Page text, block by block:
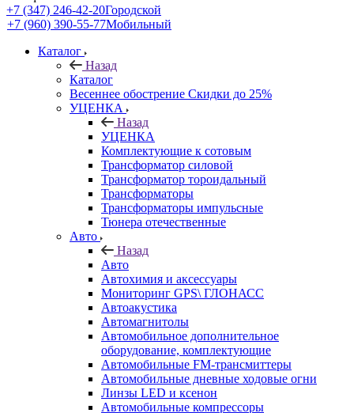
+7 (347) 246-42-20Городской
+7 (960) 390-55-77Мобильный
Каталог
Назад
Каталог
Весеннее обострение Скидки до 25%
УЦЕНКА
Назад
УЦЕНКА
Комплектующие к сотовым
Трансформатор силовой
Трансформатор тороидальный
Трансформаторы
Трансформаторы импульсные
Тюнера отечественные
Авто
Назад
Авто
Автохимия и аксессуары
Мониторинг GPS\ ГЛОНАСС
Автоакустика
Автомагнитолы
Автомобильное дополнительное
оборудование, комплектующие
Автомобильные FM-трансмиттеры
Автомобильные дневные ходовые огни
Линзы LED и ксенон
Автомобильные компрессоры